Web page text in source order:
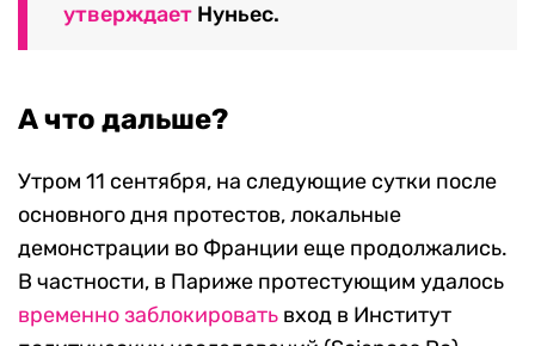
утверждает Нуньес.
А что дальше?
Утром 11 сентября, на следующие сутки после
основного дня протестов, локальные
демонстрации во Франции еще продолжались.
В частности, в Париже протестующим удалось
временно заблокировать вход в Институт